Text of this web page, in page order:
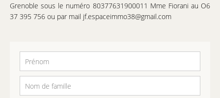
Grenoble sous le numéro 80377631900011 Mme Fiorani au O6
37 395 756 ou par mail jf.espaceimmo38@gmail.com